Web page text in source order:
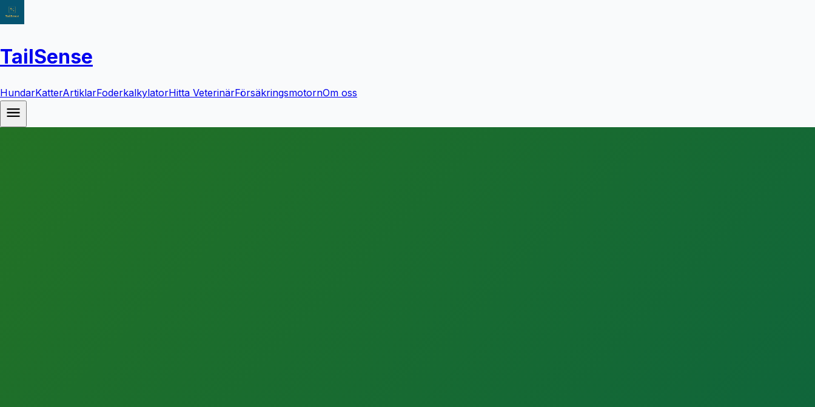
TailSense
HundarKatterArtiklarFoderkalkylatorHitta VeterinärFörsäkringsmotornOm oss